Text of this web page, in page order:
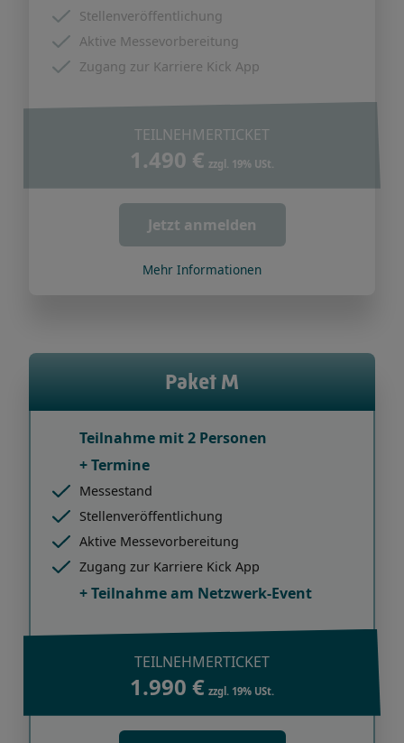
Stellenveröffentlichung
Aktive Messevorbereitung
Zugang zur Karriere Kick App
TEILNEHMERTICKET
1.490 € zzgl. 19% USt.
Jetzt anmelden
Mehr Informationen
Paket M
Teilnahme mit 2 Personen
+ Termine
Messestand
Stellenveröffentlichung
Aktive Messevorbereitung
Zugang zur Karriere Kick App
+ Teilnahme am Netzwerk-Event
TEILNEHMERTICKET
1.990 € zzgl. 19% USt.